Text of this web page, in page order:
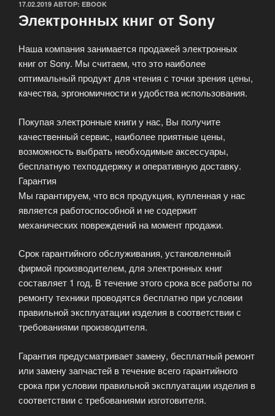
ОПУБЛИКОВАНО
17.02.2019 АВТОР: EBOOK
Электронных книг от Sony
Наша компания занимается продажей электронных
книг от Sony. Мы считаем, что это наиболее
оптимальный продукт для чтения с точки зрения цены,
качества, эргономичности и удобства использования.
Покупая электронные книги у нас, Вы получите
качественный сервис, наиболее приятные цены,
возможность выбрать необходимые аксессуары,
бесплатную техподдержку и оперативную доставку.
Гарантия
Мы гарантируем, что вся продукция, купленная у нас
является работоспособной и не содержит
механических повреждений на момент продажи.
Срок гарантийного обслуживания, установленный
фирмой производителем, для электронных книг
составляет 1 год. В течение этого срока все работы по
ремонту техники проводятся бесплатно при условии
правильной эксплуатации изделия в соответствии с
требованиями производителя.
Гарантия предусматривает замену, бесплатный ремонт
или замену запчастей в течение всего гарантийного
срока при условии правильной эксплуатации изделия в
соответствии с требованиями изготовителя.